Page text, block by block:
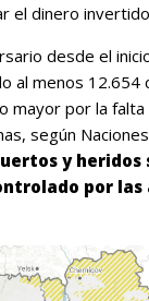
el dinero
desde el
al menos
mayor por la falta
según
y heridos
por las